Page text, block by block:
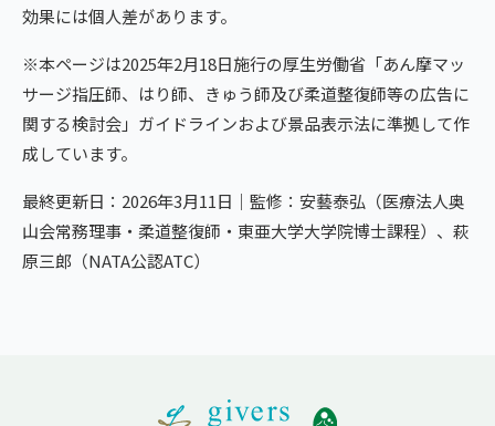
効果には個人差があります。
※本ページは2025年2月18日施行の厚生労働省「あん摩マッ
サージ指圧師、はり師、きゅう師及び柔道整復師等の広告に
関する検討会」ガイドラインおよび景品表示法に準拠して作
成しています。
最終更新日：2026年3月11日｜監修：安藝泰弘（医療法人奥
山会常務理事・柔道整復師・東亜大学大学院博士課程）、萩
原三郎（NATA公認ATC）